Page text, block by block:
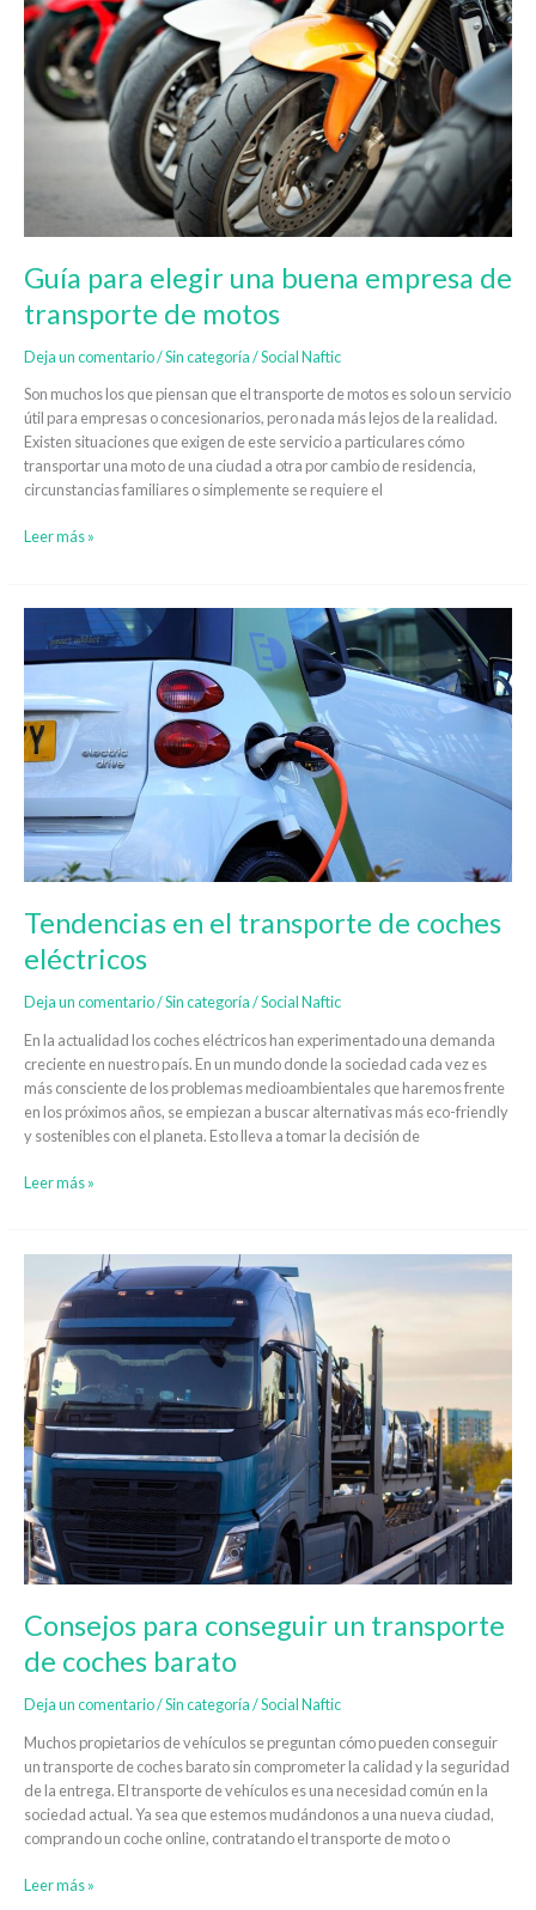
Guía para elegir una buena empresa de
transporte de motos
Deja un comentario/Sin categoría/Social Naftic
Son muchos los que piensan que el transporte de motos es solo un servicio
útil para empresas o concesionarios, pero nada más lejos de la realidad.
Existen situaciones que exigen de este servicio a particulares cómo
transportar una moto de una ciudad a otra por cambio de residencia,
circunstancias familiares o simplemente se requiere el
buena
empresa
de
transporte
de
Leer más »
Tendencias en el transporte de coches
eléctricos
Deja un comentario/Sin categoría/Social Naftic
En la actualidad los coches eléctricos han experimentado una demanda
creciente en nuestro país. En un mundo donde la sociedad cada vez es
más consciente de los problemas medioambientales que haremos frente
en los próximos años, se empiezan a buscar alternativas más eco-friendly
y sostenibles con el planeta. Esto lleva a tomar la decisión de
Tendencias
el
transporte
de
coches
eléctricos
Leer más »
Consejos para conseguir un transporte
de coches barato
Deja un comentario/Sin categoría/Social Naftic
Muchos propietarios de vehículos se preguntan cómo pueden conseguir
un transporte de coches barato sin comprometer la calidad y la seguridad
de la entrega. El transporte de vehículos es una necesidad común en la
sociedad actual. Ya sea que estemos mudándonos a una nueva ciudad,
comprando un coche online, contratando el transporte de moto o
conseguir
transporte
de
coches
barato
Leer más »